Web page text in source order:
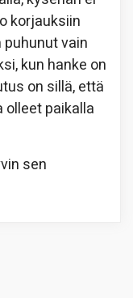
korjauksiin
puhunut vain
kun hanke on
on sillä, että
paikalla
sen